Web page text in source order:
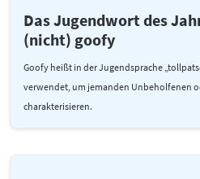
Das Jugendwort des
(nicht) goofy
Goofy heißt in der Jugendsprache
verwendet, um jemanden Unbeholfenen
charakterisieren.